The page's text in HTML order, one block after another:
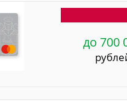
до 700